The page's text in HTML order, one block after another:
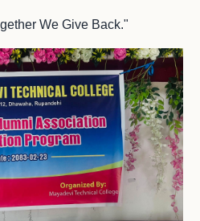
We Give Back."